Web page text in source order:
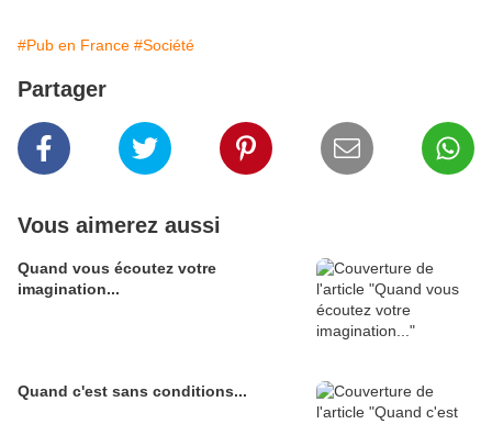
#Pub en France #Société
Partager
Vous aimerez aussi
Quand vous écoutez votre
imagination...
Quand c'est sans conditions...